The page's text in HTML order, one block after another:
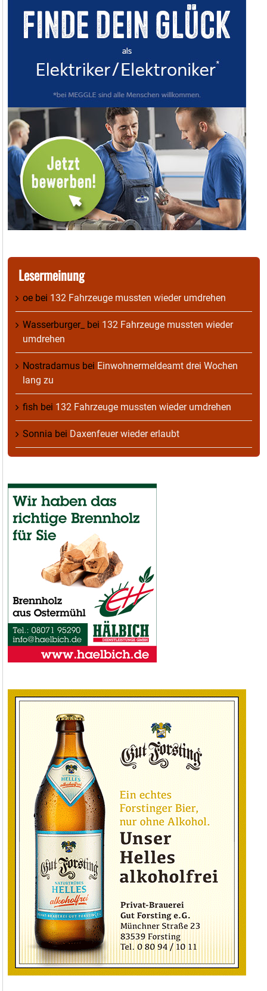
Lesermeinung
oe bei 132 Fahrzeuge mussten wieder umdrehen
Wasserburger_ bei 132 Fahrzeuge mussten wieder
umdrehen
Nostradamus bei Einwohnermeldeamt drei Wochen
lang zu
fish bei 132 Fahrzeuge mussten wieder umdrehen
Sonnia bei Daxenfeuer wieder erlaubt